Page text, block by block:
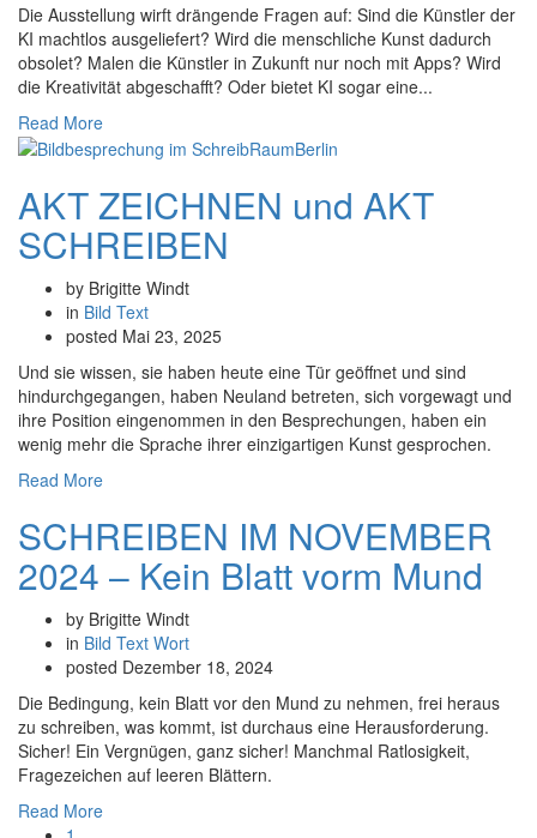
Die Ausstellung wirft drängende Fragen auf: Sind die Künstler der
KI machtlos ausgeliefert? Wird die menschliche Kunst dadurch
obsolet? Malen die Künstler in Zukunft nur noch mit Apps? Wird
die Kreativität abgeschafft? Oder bietet KI sogar eine...
Read More
AKT ZEICHNEN und AKT
SCHREIBEN
by Brigitte Windt
in Bild Text
posted Mai 23, 2025
Und sie wissen, sie haben heute eine Tür geöffnet und sind
hindurchgegangen, haben Neuland betreten, sich vorgewagt und
ihre Position eingenommen in den Besprechungen, haben ein
wenig mehr die Sprache ihrer einzigartigen Kunst gesprochen.
Read More
SCHREIBEN IM NOVEMBER
2024 – Kein Blatt vorm Mund
by Brigitte Windt
in Bild Text Wort
posted Dezember 18, 2024
Die Bedingung, kein Blatt vor den Mund zu nehmen, frei heraus
zu schreiben, was kommt, ist durchaus eine Herausforderung.
Sicher! Ein Vergnügen, ganz sicher! Manchmal Ratlosigkeit,
Fragezeichen auf leeren Blättern.
Read More